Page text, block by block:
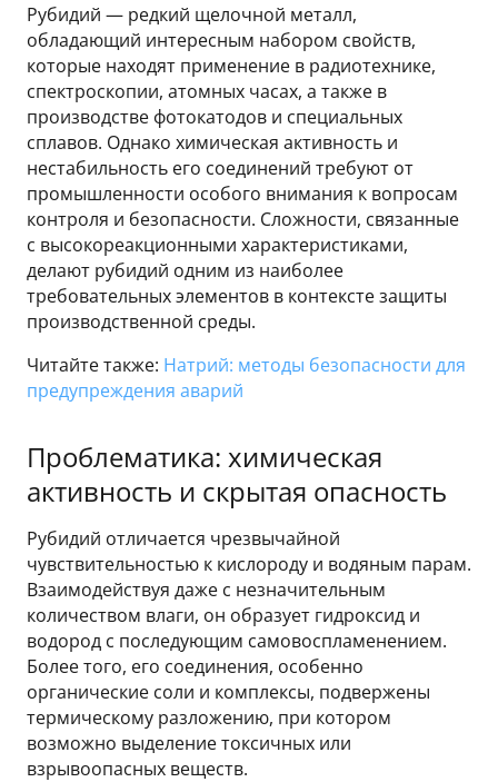
Рубидий — редкий щелочной металл,
обладающий интересным набором свойств,
которые находят применение в радиотехнике,
спектроскопии, атомных часах, а также в
производстве фотокатодов и специальных
сплавов. Однако химическая активность и
нестабильность его соединений требуют от
промышленности особого внимания к вопросам
контроля и безопасности. Сложности, связанные
с высокореакционными характеристиками,
делают рубидий одним из наиболее
требовательных элементов в контексте защиты
производственной среды.
Читайте также: Натрий: методы безопасности для
предупреждения аварий
Проблематика: химическая
активность и скрытая опасность
Рубидий отличается чрезвычайной
чувствительностью к кислороду и водяным парам.
Взаимодействуя даже с незначительным
количеством влаги, он образует гидроксид и
водород с последующим самовоспламенением.
Более того, его соединения, особенно
органические соли и комплексы, подвержены
термическому разложению, при котором
возможно выделение токсичных или
взрывоопасных веществ.